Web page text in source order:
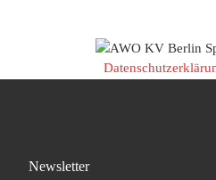
Newsletter